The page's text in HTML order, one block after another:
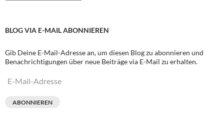
BLOG VIA E-MAIL ABONNIEREN
Gib Deine E-Mail-Adresse an, um diesen Blog zu abonnieren und
Benachrichtigungen über neue Beiträge via E-Mail zu erhalten.
E-
ABONNIEREN